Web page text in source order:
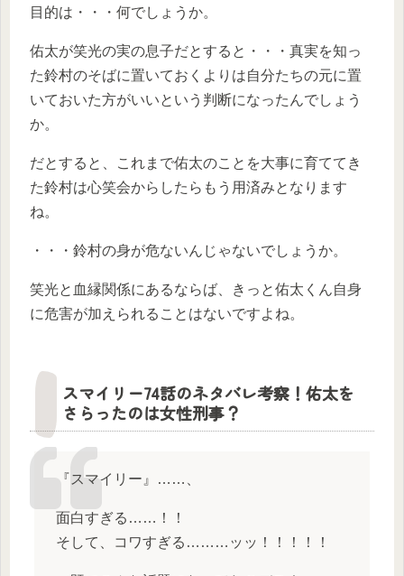
目的は・・・何でしょうか。
佑太が笑光の実の息子だとすると・・・真実を知っ
た鈴村のそばに置いておくよりは自分たちの元に置
いておいた方がいいという判断になったんでしょう
か。
だとすると、これまで佑太のことを大事に育ててき
た鈴村は心笑会からしたらもう用済みとなります
ね。
・・・鈴村の身が危ないんじゃないでしょうか。
笑光と血縁関係にあるならば、きっと佑太くん自身
に危害が加えられることはないですよね。
スマイリー74話のネタバレ考察！佑太を
さらったのは女性刑事？
『スマイリー』……、
面白すぎる……！！
そして、コワすぎる………ッッ！！！！！